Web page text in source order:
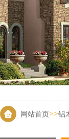
网站首页 >>铝